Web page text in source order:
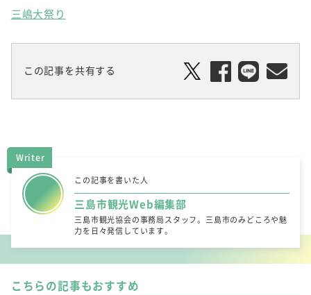
三嶋大祭り
この記事を共有する
Writer
この記事を書いた人
三島市観光Web編集部
三島市観光協会の事務局スタッフ。三島市のみどころや魅
力を日々発信しています。
こちらの記事もおすすめ